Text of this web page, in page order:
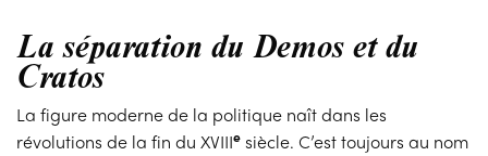
La séparation du Demos et du
Cratos
La figure moderne de la politique naît dans les
révolutions de la fin du XVIIIe siècle. C’est toujours au nom